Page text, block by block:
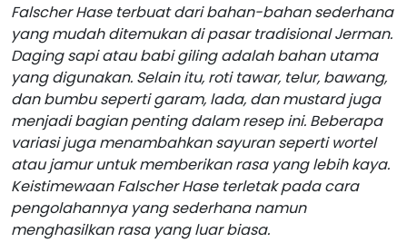
Falscher Hase terbuat dari bahan-bahan sederhana
yang mudah ditemukan di pasar tradisional Jerman.
Daging sapi atau babi giling adalah bahan utama
yang digunakan. Selain itu, roti tawar, telur, bawang,
dan bumbu seperti garam, lada, dan mustard juga
menjadi bagian penting dalam resep ini. Beberapa
variasi juga menambahkan sayuran seperti wortel
atau jamur untuk memberikan rasa yang lebih kaya.
Keistimewaan Falscher Hase terletak pada cara
pengolahannya yang sederhana namun
menghasilkan rasa yang luar biasa.